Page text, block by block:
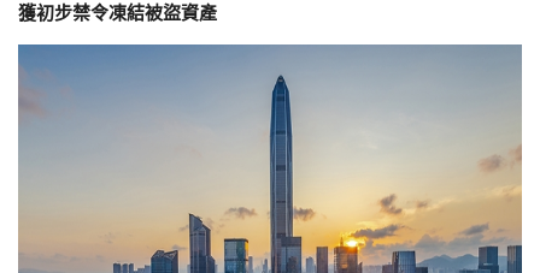
獲初步禁令凍結被盜資產